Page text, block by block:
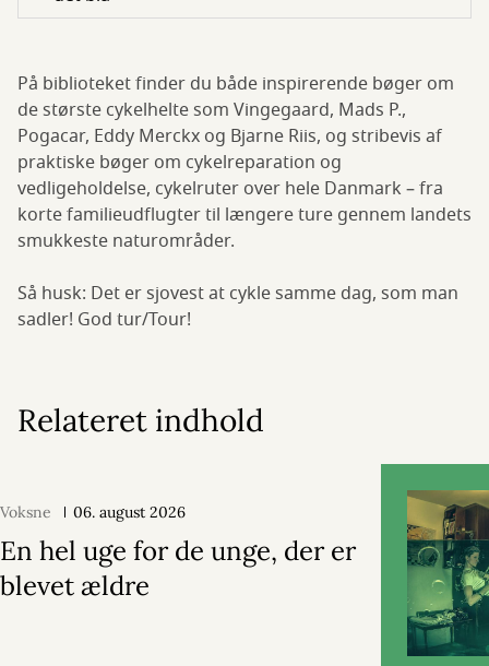
På biblioteket finder du både inspirerende bøger om
de største cykelhelte som Vingegaard, Mads P.,
Pogacar, Eddy Merckx og Bjarne Riis, og stribevis af
praktiske bøger om cykelreparation og
vedligeholdelse, cykelruter over hele Danmark – fra
korte familieudflugter til længere ture gennem landets
smukkeste naturområder.
Så husk: Det er sjovest at cykle samme dag, som man
sadler! God tur/Tour!
Relateret indhold
Voksne 06. august 2026
En hel uge for de unge, der er
blevet ældre